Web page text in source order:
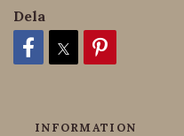
Dela
INFORMATION